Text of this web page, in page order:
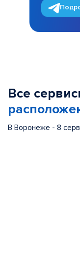
Все
В Воронеже - 8